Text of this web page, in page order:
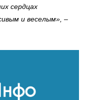
сердцах
и веселым», –